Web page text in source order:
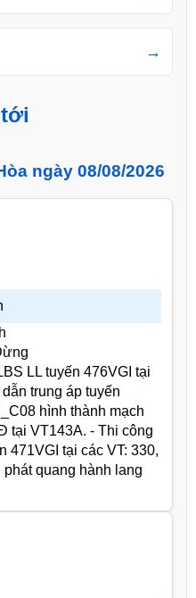
→
ngày 08/08/2026
LL tuyến 476VGI tại
trung áp tuyến
hình thành mạch
tại VT143A. - Thi công
471VGI tại các VT: 330,
quang hành lang